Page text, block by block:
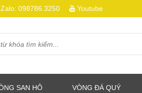
Zalo: 098786.3250 Youtube
SAN HÔ VÒNG ĐÁ QUÝ